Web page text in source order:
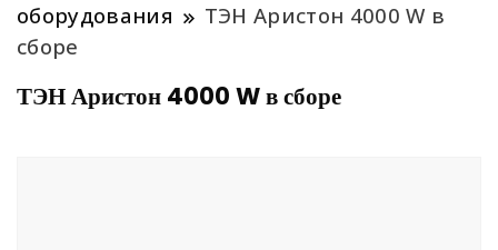
оборудования
ТЭН Аристон 4000 W в
сборе
ТЭН Аристон 4000 W в сборе